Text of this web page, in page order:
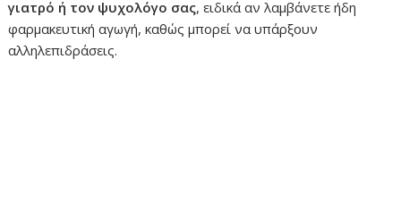
γιατρό ή τον ψυχολόγο σας, ειδικά αν λαμβάνετε ήδη
φαρμακευτική αγωγή, καθώς μπορεί να υπάρξουν
αλληλεπιδράσεις.